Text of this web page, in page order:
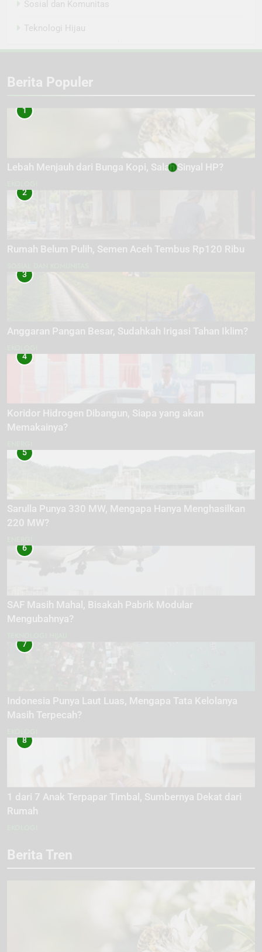
Sosial dan Komunitas
Teknologi Hijau
Berita Populer
1
Lebah Menjauh dari Bunga Kopi, Salah Sinyal HP?
2
Rumah Belum Pulih, Semen Aceh Tembus Rp120 Ribu
3
Anggaran Pangan Besar, Sudahkah Irigasi Tahan Iklim?
4
Koridor Hidrogen Dibangun, Siapa yang akan
Memakainya?
5
Sarulla Punya 330 MW, Mengapa Hanya Menghasilkan
220 MW?
6
SAF Masih Mahal, Bisakah Pabrik Modular
Mengubahnya?
7
Indonesia Punya Laut Luas, Mengapa Tata Kelolanya
Masih Terpecah?
8
1 dari 7 Anak Terpapar Timbal, Sumbernya Dekat dari
Rumah
Berita Tren